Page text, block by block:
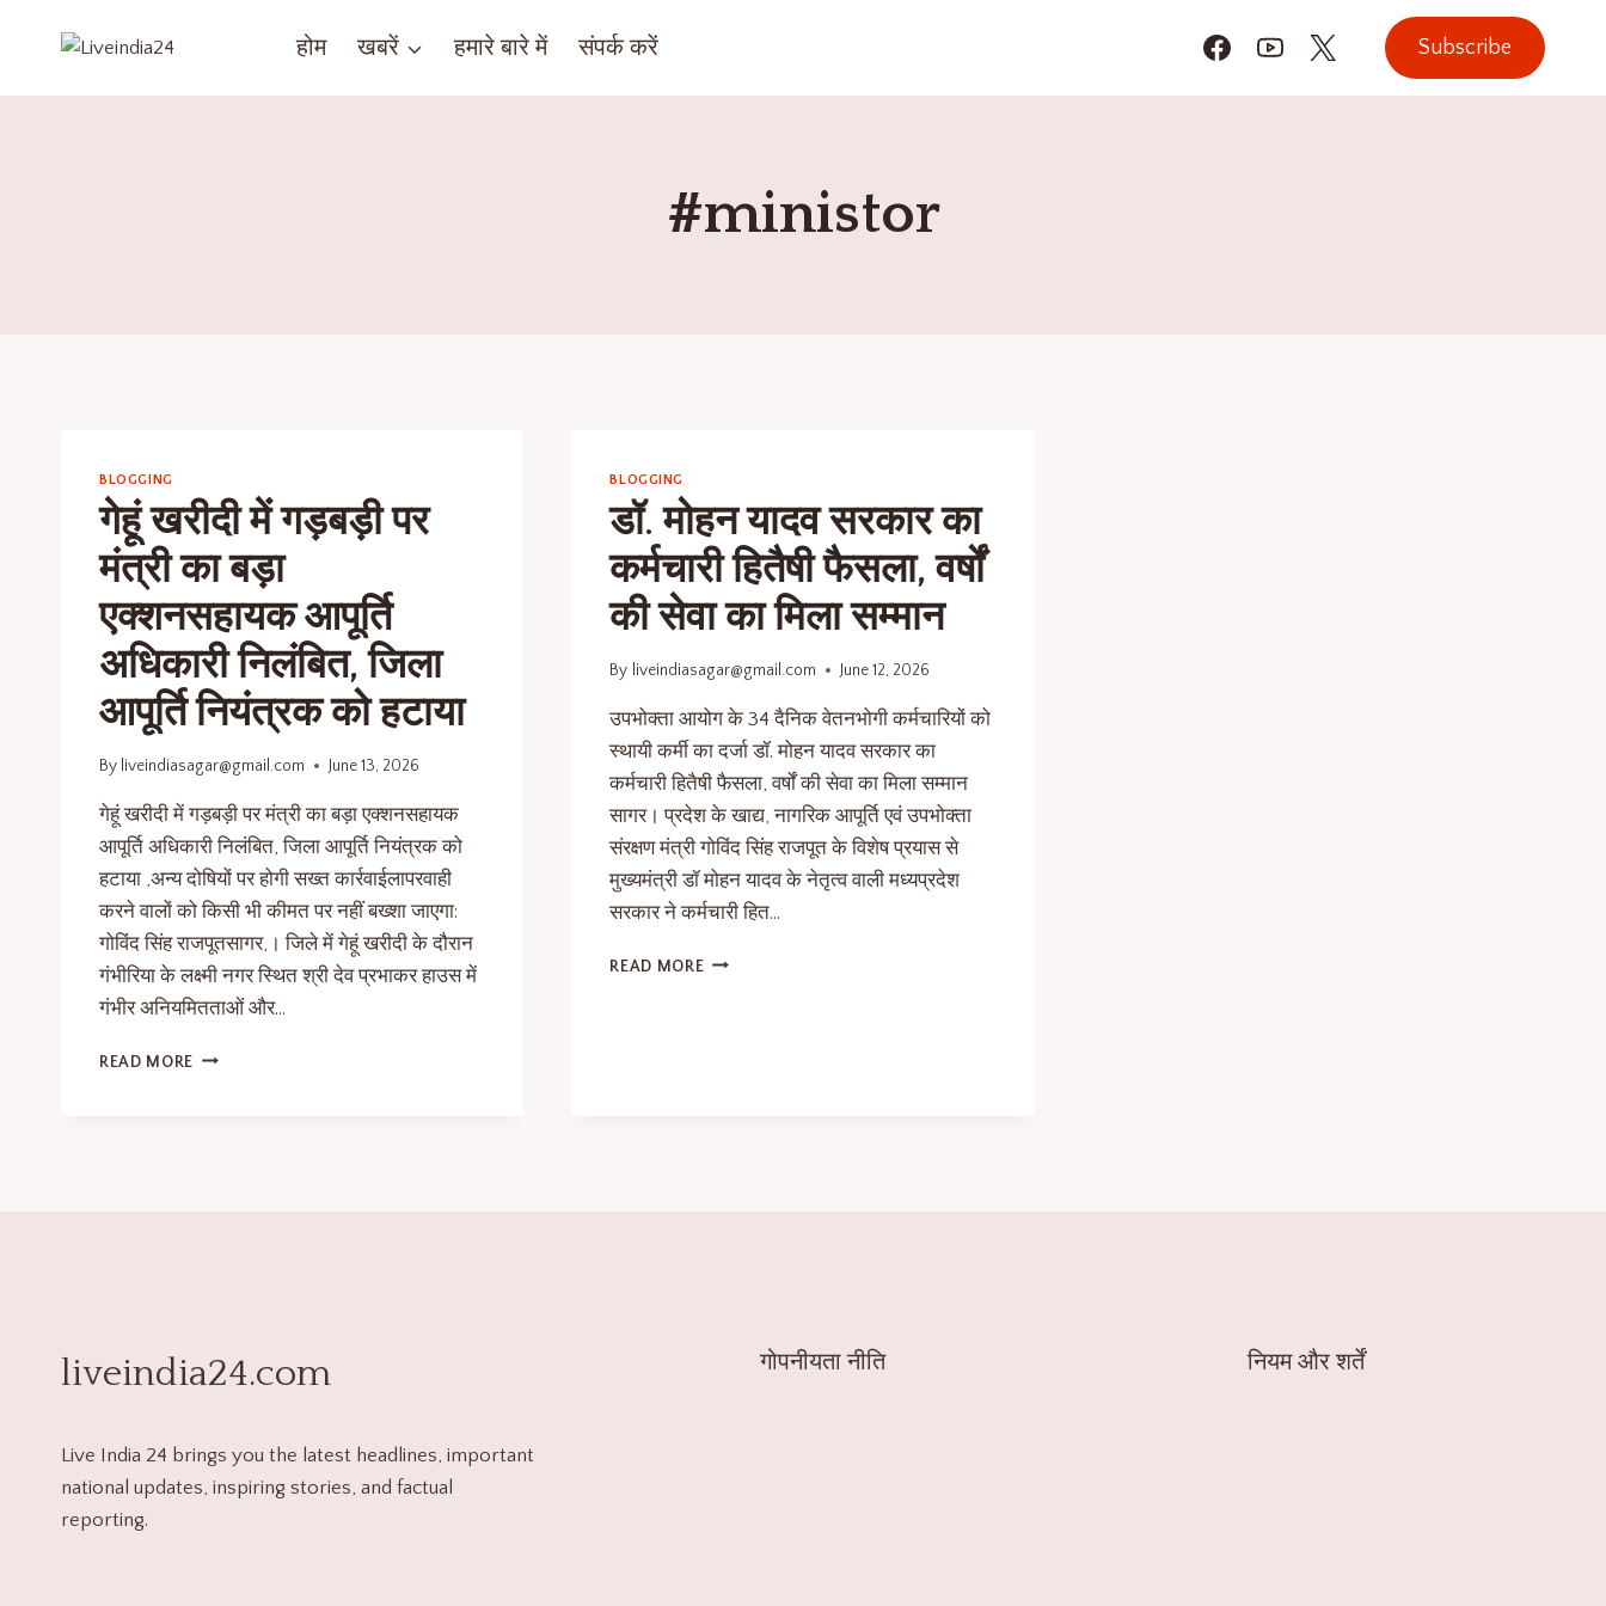
होम खबरें हमारे बारे में संपर्क करें Subscribe
#ministor
BLOGGING
गेहूं खरीदी में गड़बड़ी पर
मंत्री का बड़ा
एक्शनसहायक आपूर्ति
अधिकारी निलंबित, जिला
आपूर्ति नियंत्रक को हटाया
By liveindiasagar@gmail.com June 13, 2026
गेहूं खरीदी में गड़बड़ी पर मंत्री का बड़ा एक्शनसहायक
आपूर्ति अधिकारी निलंबित, जिला आपूर्ति नियंत्रक को
हटाया ,अन्य दोषियों पर होगी सख्त कार्रवाईलापरवाही
करने वालों को किसी भी कीमत पर नहीं बख्शा जाएगा:
गोविंद सिंह राजपूतसागर,। जिले में गेहूं खरीदी के दौरान
गंभीरिया के लक्ष्मी नगर स्थित श्री देव प्रभाकर हाउस में
गंभीर अनियमितताओं और…
READ MORE
BLOGGING
डॉ. मोहन यादव सरकार का
कर्मचारी हितैषी फैसला, वर्षों
की सेवा का मिला सम्मान
By liveindiasagar@gmail.com June 12, 2026
उपभोक्ता आयोग के 34 दैनिक वेतनभोगी कर्मचारियों को
स्थायी कर्मी का दर्जा डॉ. मोहन यादव सरकार का
कर्मचारी हितैषी फैसला, वर्षों की सेवा का मिला सम्मान
सागर। प्रदेश के खाद्य, नागरिक आपूर्ति एवं उपभोक्ता
संरक्षण मंत्री गोविंद सिंह राजपूत के विशेष प्रयास से
मुख्यमंत्री डॉ मोहन यादव के नेतृत्व वाली मध्यप्रदेश
सरकार ने कर्मचारी हित…
READ MORE
liveindia24.com
Live India 24 brings you the latest headlines, important
national updates, inspiring stories, and factual
reporting.
गोपनीयता नीति नियम और शर्तें